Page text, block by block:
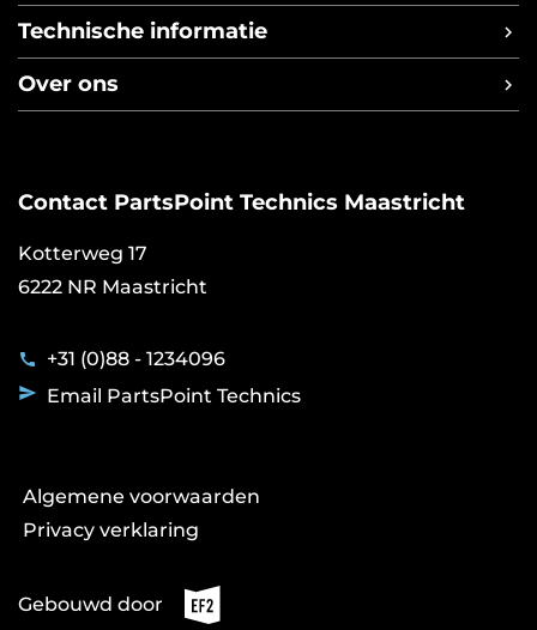
Mobiele werkplaats service
Inbouwservice op locatie
Technische informatie
Blogs
Over ons
Over PartsPoint Technics
NexDrive
Vacatures
Contact PartsPoint Technics Maastricht
Kotterweg 17
6222 NR Maastricht
+31 (0)88 - 1234096
Email PartsPoint Technics
Voet
Sittard
Algemene voorwaarden
Privacy verklaring
Gebouwd door